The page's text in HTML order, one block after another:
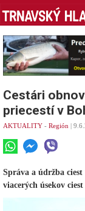
Cestári
priecestí v
AKTUALITY - Región |
Správa a údržba
viacerých úsekov